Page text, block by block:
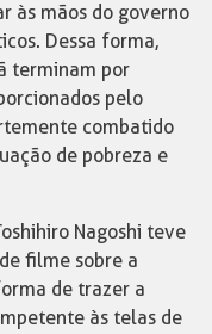
às mãos do governo
Dessa forma,
terminam por
pelo
combatido
de pobreza e
Nagoshi teve
filme sobre a
de trazer a
às telas de